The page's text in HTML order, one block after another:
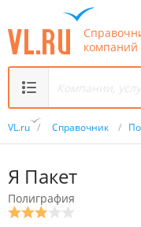
компаний
VL.ru / Справочник /
Я Пакет
Полиграфия